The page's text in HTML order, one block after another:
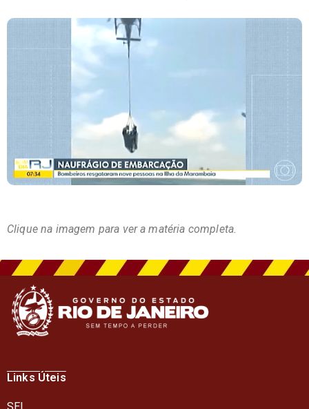
Clique na imagem para ver a matéria completa.
Links Úteis